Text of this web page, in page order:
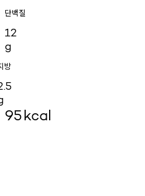
단백질
12
g
방
95kcal